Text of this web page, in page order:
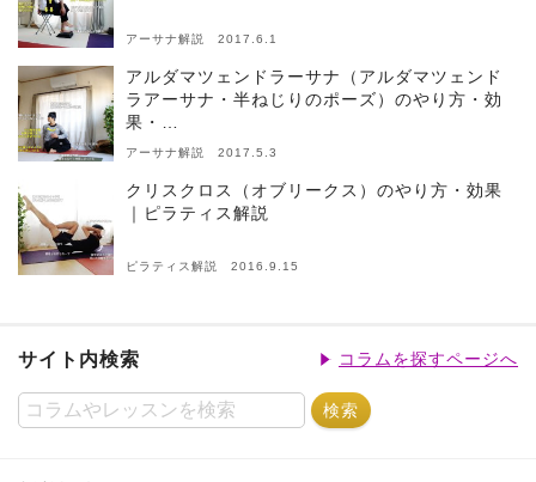
アーサナ解説 2017.6.1
アルダマツェンドラーサナ（アルダマツェンド
ラアーサナ・半ねじりのポーズ）のやり方・効
果・…
アーサナ解説 2017.5.3
クリスクロス（オブリークス）のやり方・効果
｜ピラティス解説
ピラティス解説 2016.9.15
サイト内検索 コラムを探すページへ